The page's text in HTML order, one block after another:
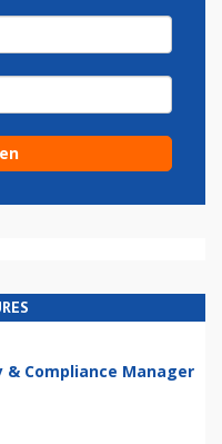
& Compliance Manager